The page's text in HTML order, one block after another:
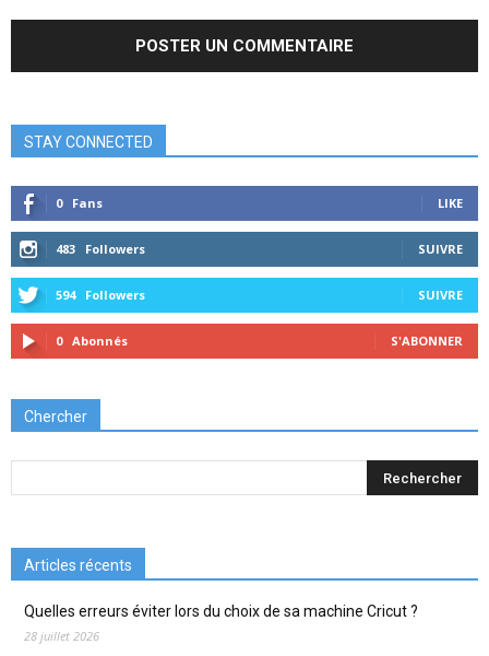
STAY CONNECTED
0 Fans LIKE
483 Followers SUIVRE
594 Followers SUIVRE
0 Abonnés S'ABONNER
Chercher
Articles récents
Quelles erreurs éviter lors du choix de sa machine Cricut ?
28 juillet 2026